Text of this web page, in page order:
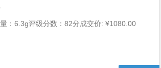
：6.3g评级分数：82分成交价: ¥1080.00